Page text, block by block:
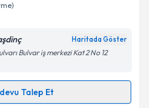
kişisel verilerimin belirtilen
kabul ediyorum.
Haritada Göster
Bulvar iş merkezi Kat 2 No 12
Talep Et